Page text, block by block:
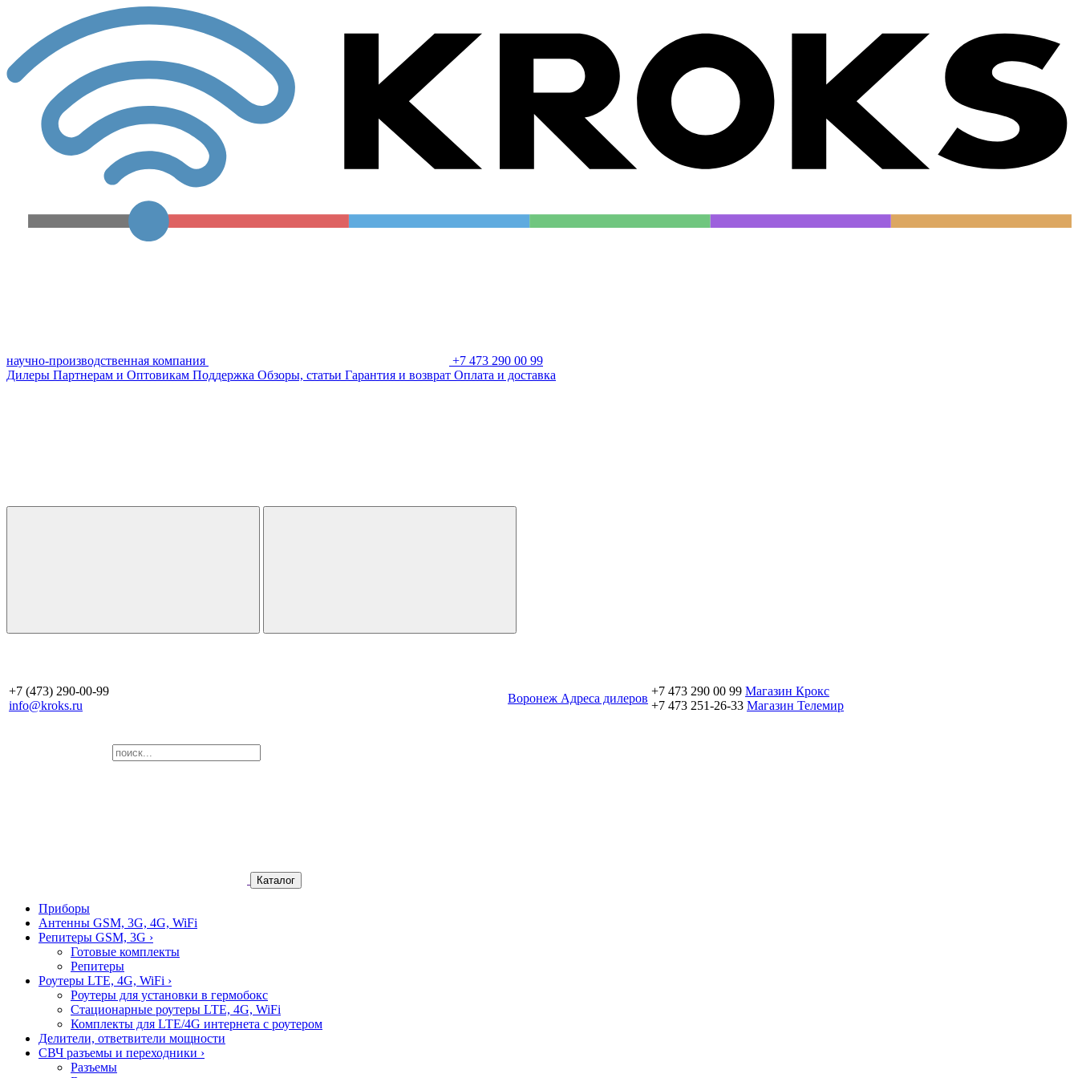
научно-производственная компания
+7 473 290 00 99
Дилеры Партнерам и Оптовикам Поддержка Обзоры, статьи Гарантия и возврат Оплата и доставка
+7 (473) 290-00-99
info@kroks.ru
Воронеж Aдреса дилеров
+7 473 290 00 99 Магазин Крокс
+7 473 251-26-33 Магазин Телемир
Каталог
Приборы
Антенны GSM, 3G, 4G, WiFi
Репитеры GSM, 3G ›
Готовые комплекты
Репитеры
Роутеры LTE, 4G, WiFi ›
Роутеры для установки в гермобокс
Стационарные роутеры LTE, 4G, WiFi
Комплекты для LTE/4G интернета с роутером
Делители, ответвители мощности
СВЧ разъемы и переходники ›
Разъемы